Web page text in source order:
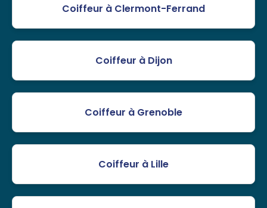
Coiffeur à Clermont-Ferrand
Coiffeur à Dijon
Coiffeur à Grenoble
Coiffeur à Lille